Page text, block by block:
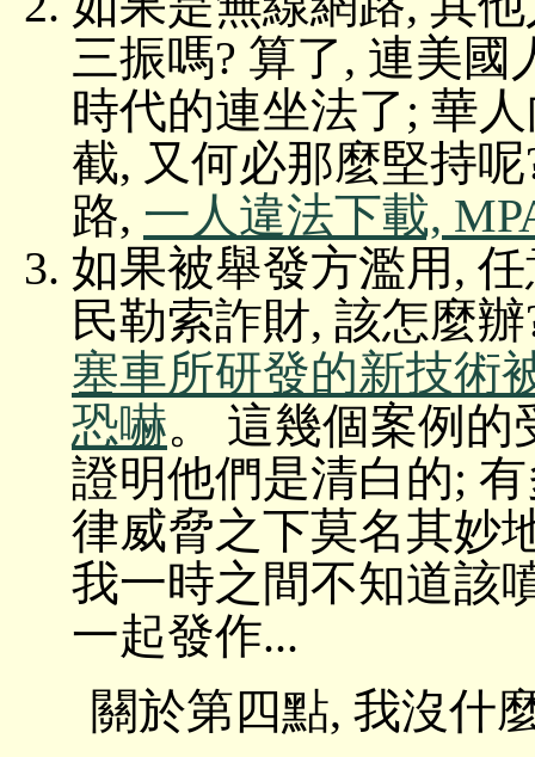
三振嗎? 算了, 連美
時代的連坐法了; 華
截, 又何必那麼堅持
路, 一人違法下載,
如果被舉發方濫用,
民勒索詐財, 該怎麼
塞車所研發的新技術
恐嚇。 這幾個案例的
證明他們是清白的;
律威脅之下莫名其妙
我一時之間不知道該
一起發作...
關於第四點, 我沒什